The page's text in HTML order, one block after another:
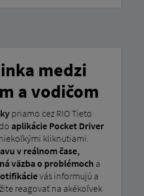
medzi
a vodičom
priamo cez RIO Tieto
aplikácie Pocket Driver
kliknutiami.
v reálnom čase,
väzba o problémoch a
vás informujú a
reagovať na akékoľvek